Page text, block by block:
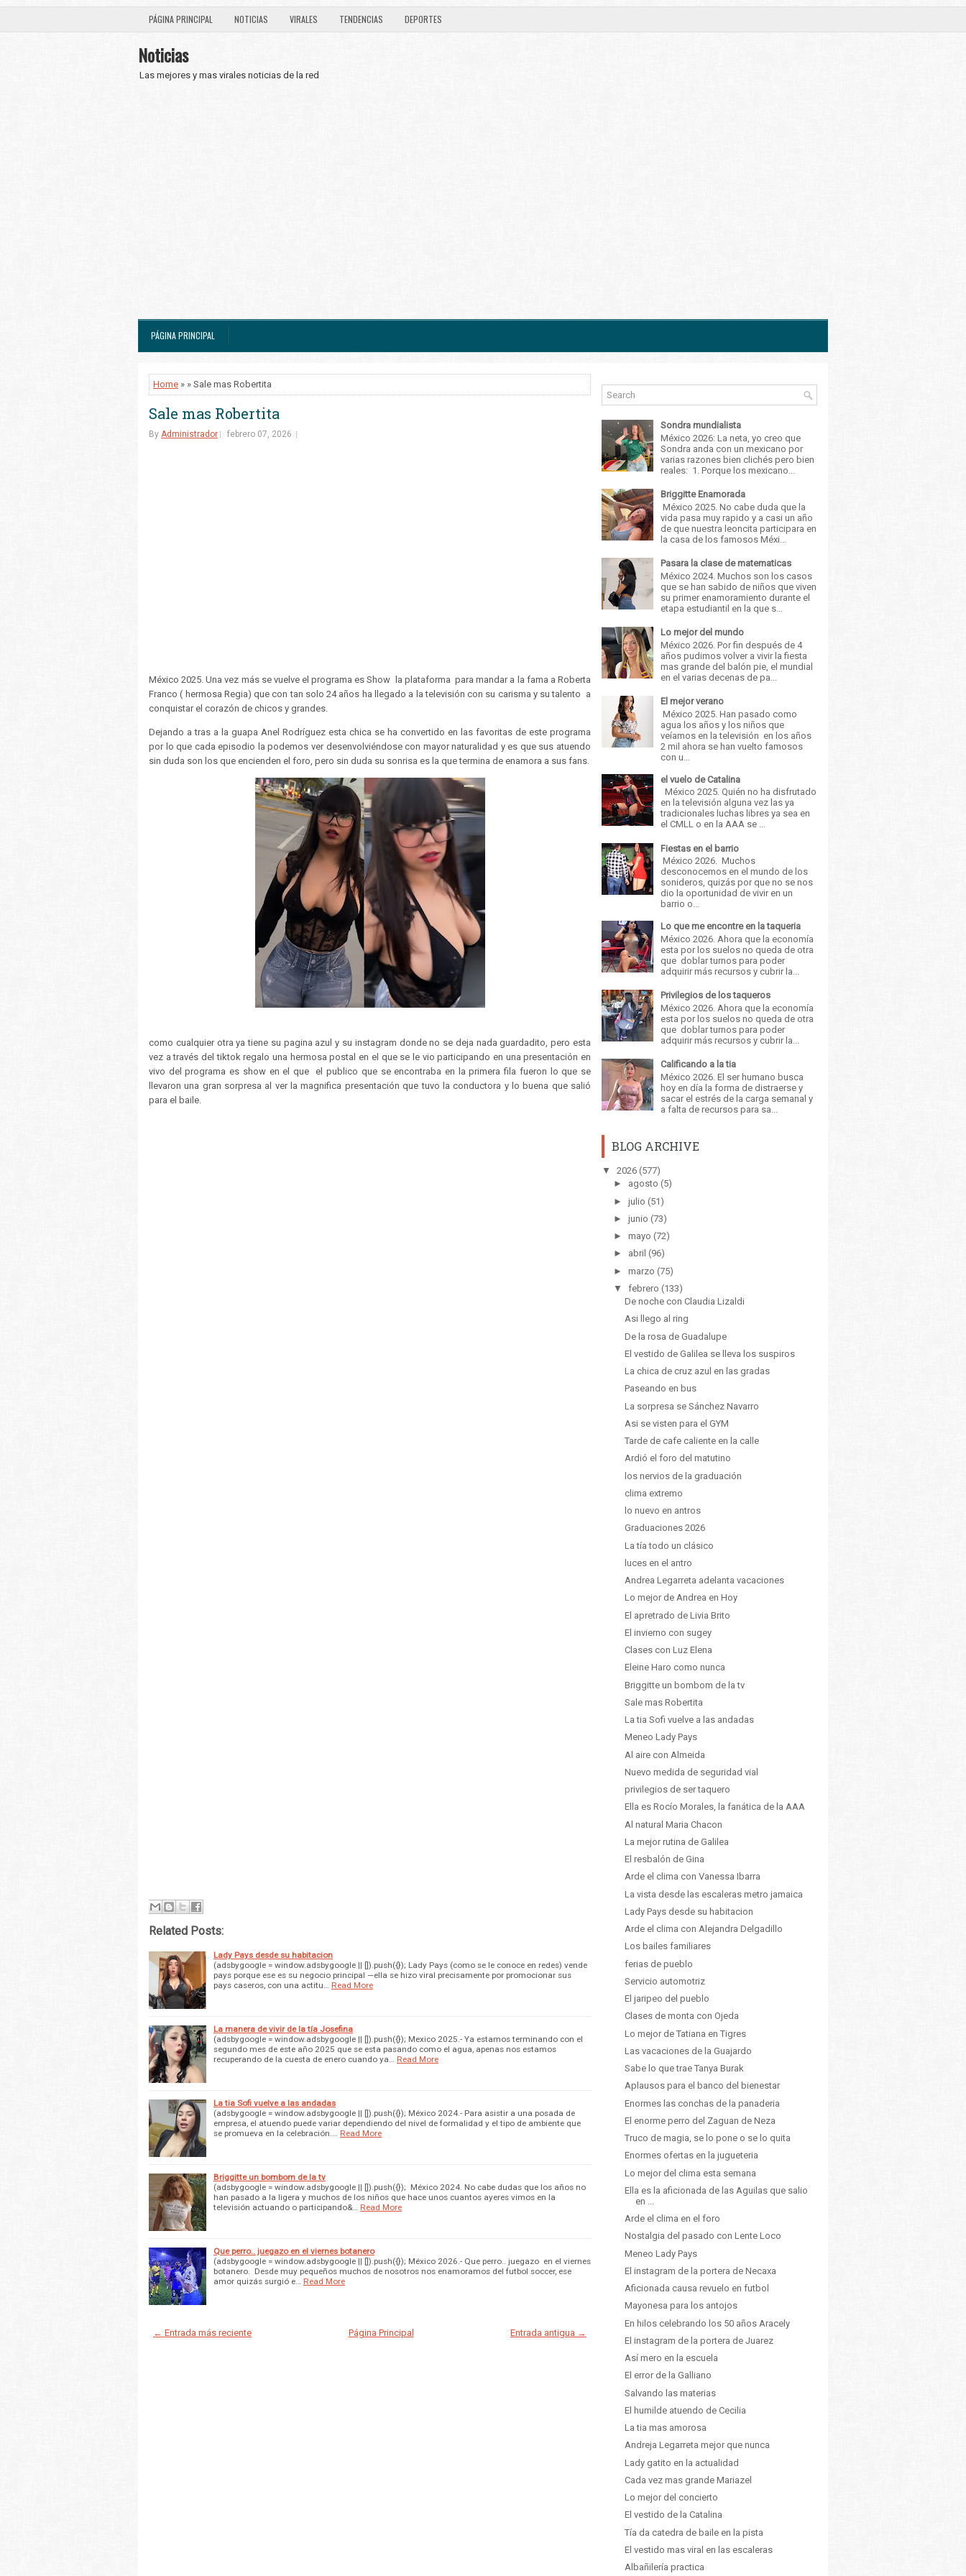
PÁGINA PRINCIPAL NOTICIAS VIRALES TENDENCIAS DEPORTES
Noticias
Las mejores y mas virales noticias de la red
PÁGINA PRINCIPAL
Home » » Sale mas Robertita
Sale mas Robertita
By Administrador febrero 07, 2026
México 2025. Una vez más se vuelve el programa es Show la plataforma para mandar a la fama a Roberta
Franco ( hermosa Regia) que con tan solo 24 años ha llegado a la televisión con su carisma y su talento a
conquistar el corazón de chicos y grandes.
Dejando a tras a la guapa Anel Rodríguez esta chica se ha convertido en las favoritas de este programa
por lo que cada episodio la podemos ver desenvolviéndose con mayor naturalidad y es que sus atuendo
sin duda son los que encienden el foro, pero sin duda su sonrisa es la que termina de enamora a sus fans.
como cualquier otra ya tiene su pagina azul y su instagram donde no se deja nada guardadito, pero esta
vez a través del tiktok regalo una hermosa postal en el que se le vio participando en una presentación en
vivo del programa es show en el que el publico que se encontraba en la primera fila fueron lo que se
llevaron una gran sorpresa al ver la magnifica presentación que tuvo la conductora y lo buena que salió
para el baile.
Related Posts:
Lady Pays desde su habitacion
(adsbygoogle = window.adsbygoogle || []).push({}); Lady Pays (como se le conoce en redes) vende
pays porque ese es su negocio principal —ella se hizo viral precisamente por promocionar sus
pays caseros, con una actitu…
Read More
La manera de vivir de la tía Josefina
(adsbygoogle = window.adsbygoogle || []).push({}); Mexico 2025.- Ya estamos terminando con el
segundo mes de este año 2025 que se esta pasando como el agua, apenas nos estamos
recuperando de la cuesta de enero cuando ya…
Read More
La tia Sofi vuelve a las andadas
(adsbygoogle = window.adsbygoogle || []).push({}); México 2024.- Para asistir a una posada de
empresa, el atuendo puede variar dependiendo del nivel de formalidad y el tipo de ambiente que
se promueva en la celebración.…
Read More
Briggitte un bombom de la tv
(adsbygoogle = window.adsbygoogle || []).push({}); México 2024. No cabe dudas que los años no
han pasado a la ligera y muchos de los niños que hace unos cuantos ayeres vimos en la
televisión actuando o participando&…
Read More
Que perro.. juegazo en el viernes botanero
(adsbygoogle = window.adsbygoogle || []).push({}); México 2026.- Que perro.. juegazo en el viernes
botanero. Desde muy pequeños muchos de nosotros nos enamoramos del futbol soccer, ese
amor quizás surgió e…
Read More
← Entrada más reciente Entrada antigua →
Página Principal
Sondra mundialista
México 2026: La neta, yo creo que
Sondra anda con un mexicano por
varias razones bien clichés pero bien
reales: 1. Porque los mexicano...
Briggitte Enamorada
México 2025. No cabe duda que la
vida pasa muy rapido y a casi un año
de que nuestra leoncita participara en
la casa de los famosos Méxi...
Pasara la clase de matematicas
México 2024. Muchos son los casos
que se han sabido de niños que viven
su primer enamoramiento durante el
etapa estudiantil en la que s...
Lo mejor del mundo
México 2026. Por fin después de 4
años pudimos volver a vivir la fiesta
mas grande del balón pie, el mundial
en el varias decenas de pa...
El mejor verano
México 2025. Han pasado como
agua los años y los niños que
veíamos en la televisión en los años
2 mil ahora se han vuelto famosos
con u...
el vuelo de Catalina
México 2025. Quién no ha disfrutado
en la televisión alguna vez las ya
tradicionales luchas libres ya sea en
el CMLL o en la AAA se ...
Fiestas en el barrio
México 2026. Muchos
desconocemos en el mundo de los
sonideros, quizás por que no se nos
dio la oportunidad de vivir en un
barrio o...
Lo que me encontre en la taqueria
México 2026. Ahora que la economía
esta por los suelos no queda de otra
que doblar turnos para poder
adquirir más recursos y cubrir la...
Privilegios de los taqueros
México 2026. Ahora que la economía
esta por los suelos no queda de otra
que doblar turnos para poder
adquirir más recursos y cubrir la...
Calificando a la tia
México 2026. El ser humano busca
hoy en día la forma de distraerse y
sacar el estrés de la carga semanal y
a falta de recursos para sa...
BLOG ARCHIVE
▼ 2026 (577)
► agosto (5)
► julio (51)
► junio (73)
► mayo (72)
► abril (96)
► marzo (75)
▼
febrero (133)
De noche con Claudia Lizaldi
Asi llego al ring
De la rosa de Guadalupe
El vestido de Galilea se lleva los suspiros
La chica de cruz azul en las gradas
Paseando en bus
La sorpresa se Sánchez Navarro
Asi se visten para el GYM
Tarde de cafe caliente en la calle
Ardió el foro del matutino
los nervios de la graduación
clima extremo
lo nuevo en antros
Graduaciones 2026
La tía todo un clásico
luces en el antro
Andrea Legarreta adelanta vacaciones
Lo mejor de Andrea en Hoy
El apretrado de Livia Brito
El invierno con sugey
Clases con Luz Elena
Eleine Haro como nunca
Briggitte un bombom de la tv
Sale mas Robertita
La tia Sofi vuelve a las andadas
Meneo Lady Pays
Al aire con Almeida
Nuevo medida de seguridad vial
privilegios de ser taquero
Ella es Rocío Morales, la fanática de la AAA
Al natural Maria Chacon
La mejor rutina de Galilea
El resbalón de Gina
Arde el clima con Vanessa Ibarra
La vista desde las escaleras metro jamaica
Lady Pays desde su habitacion
Arde el clima con Alejandra Delgadillo
Los bailes familiares
ferias de pueblo
Servicio automotriz
El jaripeo del pueblo
Clases de monta con Ojeda
Lo mejor de Tatiana en Tigres
Las vacaciones de la Guajardo
Sabe lo que trae Tanya Burak
Aplausos para el banco del bienestar
Enormes las conchas de la panaderia
El enorme perro del Zaguan de Neza
Truco de magia, se lo pone o se lo quita
Enormes ofertas en la jugueteria
Lo mejor del clima esta semana
Ella es la aficionada de las Aguilas que salio
en ...
Arde el clima en el foro
Nostalgia del pasado con Lente Loco
Meneo Lady Pays
El instagram de la portera de Necaxa
Aficionada causa revuelo en futbol
Mayonesa para los antojos
En hilos celebrando los 50 años Aracely
El instagram de la portera de Juarez
Así mero en la escuela
El error de la Galliano
Salvando las materias
El humilde atuendo de Cecilia
La tia mas amorosa
Andreja Legarreta mejor que nunca
Lady gatito en la actualidad
Cada vez mas grande Mariazel
Lo mejor del concierto
El vestido de la Catalina
Tía da catedra de baile en la pista
El vestido mas viral en las escaleras
Albañilería practica